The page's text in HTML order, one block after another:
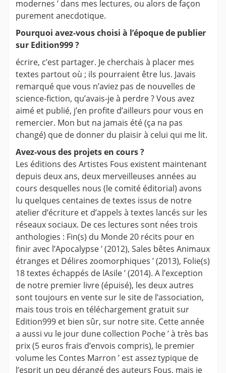
modernes ’ dans mes lectures, ou alors de façon
purement anecdotique.
Pourquoi avez-vous choisi à l’époque de publier
sur Edition999 ?
écrire, c’est partager. Je cherchais à placer mes
textes partout où ; ils pourraient être lus. Javais
remarqué que vous n’aviez pas de nouvelles de
science-fiction, qu’avais-je à perdre ? Vous avez
aimé et publié, j’en profite d’ailleurs pour vous en
remercier. Mon but na jamais été (ça na pas
changé) que de donner du plaisir à celui qui me lit.
Avez-vous des projets en cours ?
Les éditions des Artistes Fous existent maintenant
depuis deux ans, deux merveilleuses années au
cours desquelles nous (le comité éditorial) avons
lu quelques centaines de textes issus de notre
atelier d’écriture et d’appels à textes lancés sur les
réseaux sociaux. De ces lectures sont nées trois
anthologies : Fin(s) du Monde 20 récits pour en
finir avec l’Apocalypse ’ (2012), Sales bêtes Animaux
étranges et Délires zoomorphiques ’ (2013), Folie(s)
18 textes échappés de lAsile ’ (2014). A l’exception
de notre premier livre (épuisé), les deux autres
sont toujours en vente sur le site de l’association,
mais tous trois en téléchargement gratuit sur
Edition999 et bien sûr, sur notre site. Cette année
a aussi vu le jour dune collection Poche ’ à très bas
prix (5 euros frais d’envois compris), le premier
volume les Contes Marron ’ est assez typique de
l’esprit un peu dérangé des auteurs Fous, mais je